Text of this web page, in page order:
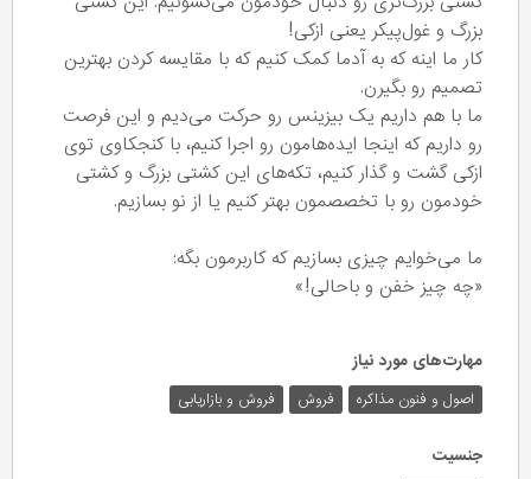
بزرگ و غول‌پیکر یعنی ازکی!
کار ما اینه که به آدما کمک کنیم که با مقایسه کردن بهترین
تصمیم رو بگیرن.
ما با هم داریم یک بیزینس رو حرکت می‌دیم و این فرصت
رو داریم که اینجا ایده‌هامون رو اجرا کنیم، با کنجکاوی توی
ازکی گشت و گذار کنیم، تکه‌های این کشتی بزرگ و کشتی
خودمون رو با تخصصمون بهتر کنیم یا از نو بسازیم.
ما می‌خوایم چیزی بسازیم که کاربرمون بگه:
«چه چیز خفن و باحالی!»
مهارت‌های مورد نیاز
اصول و فنون مذاکره فروش فروش و بازاریابی
جنسیت